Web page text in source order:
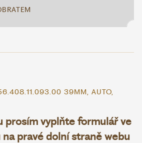
39MM, AUTO,
prosím vyplňte formulář ve
pravé dolní straně webu